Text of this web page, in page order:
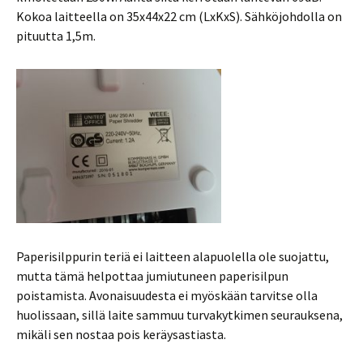
Kokoa laitteella on 35x44x22 cm (LxKxS). Sähköjohdolla on
pituutta 1,5m.
Paperisilppurin teriä ei laitteen alapuolella ole suojattu,
mutta tämä helpottaa jumiutuneen paperisilpun
poistamista. Avonaisuudesta ei myöskään tarvitse olla
huolissaan, sillä laite sammuu turvakytkimen seurauksena,
mikäli sen nostaa pois keräysastiasta.